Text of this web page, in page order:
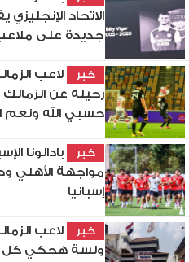
الاتحاد
جديدة على
خبر
لاعب
حسبي الله ونعم
خبر
بادالونا
مواجهة الأهلي
إسبانيا
خبر
لاعب
ولسة هحكي كل